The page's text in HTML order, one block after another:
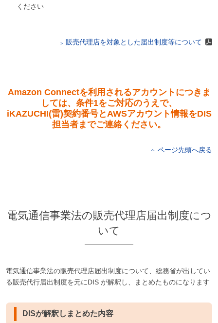
ください
販売代理店を対象とした届出制度等について
Amazon Connectを利用されるアカウントにつきま
しては、条件1をご対応のうえで、
iKAZUCHI(雷)契約番号とAWSアカウント情報をDIS
担当者までご連絡ください。
ページ先頭へ戻る
電気通信事業法の販売代理店届出制度につ
いて
電気通信事業法の販売代理店届出制度について、総務省が出してい
る販売代行届出制度を元にDIS が解釈し、まとめたものになります
DISが解釈しまとめた内容